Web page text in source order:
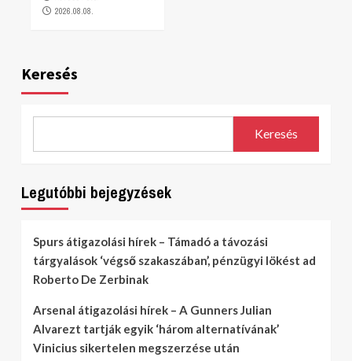
2026.08.08.
Keresés
Keresés
Legutóbbi bejegyzések
Spurs átigazolási hírek – Támadó a távozási
tárgyalások ‘végső szakaszában’, pénzügyi lökést ad
Roberto De Zerbinak
Arsenal átigazolási hírek – A Gunners Julian
Alvarezt tartják egyik ‘három alternatívának’
Vinicius sikertelen megszerzése után